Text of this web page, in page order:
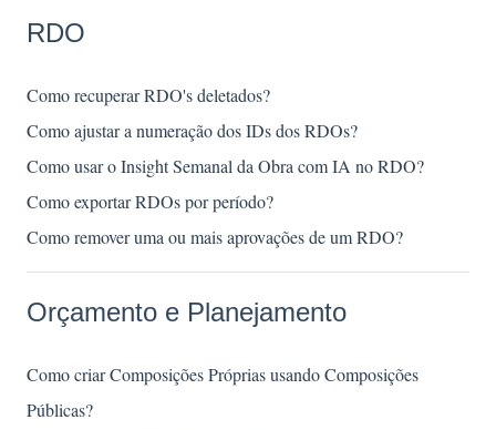
RDO
Como recuperar RDO's deletados?
Como ajustar a numeração dos IDs dos RDOs?
Como usar o Insight Semanal da Obra com IA no RDO?
Como exportar RDOs por período?
Como remover uma ou mais aprovações de um RDO?
Orçamento e Planejamento
Como criar Composições Próprias usando Composições
Públicas?